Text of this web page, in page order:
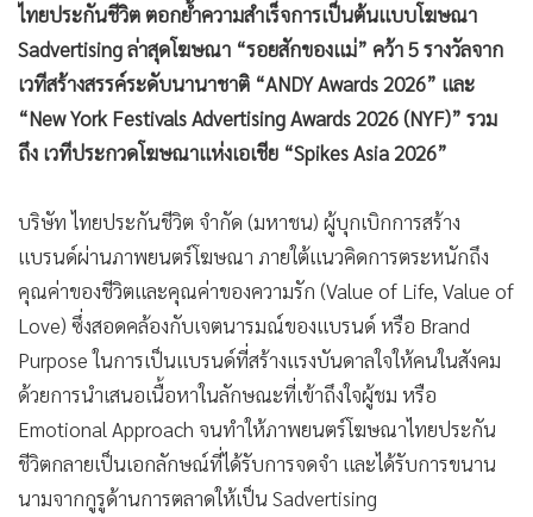
• Green Innovation & SD
• Management & HR
• MGR Live
Infographic
ท่องเที่ยว
• ต่างประเทศ
• Special Scoop
• เศรษฐกิจ-ธุรกิจ
• จีน
• ชุมชน-คุณภาพชีวิต
• อาชญากรรม
• Motoring
ไทยประกันชีวิต ตอกย้ำความสำเร็จการเป็นต้นแบบโฆษณา
Sadvertising ล่าสุดโฆษณา “รอยสักของแม่” คว้า 5 รางวัลจาก
เวทีสร้างสรรค์ระดับนานาชาติ “ANDY Awards 2026” และ
“New York Festivals Advertising Awards 2026 (NYF)” รวม
ถึง เวทีประกวดโฆษณาแห่งเอเชีย “Spikes Asia 2026”
บริษัท ไทยประกันชีวิต จำกัด (มหาชน) ผู้บุกเบิกการสร้าง
แบรนด์ผ่านภาพยนตร์โฆษณา ภายใต้แนวคิดการตระหนักถึง
คุณค่าของชีวิตและคุณค่าของความรัก (Value of Life, Value of
Love) ซึ่งสอดคล้องกับเจตนารมณ์ของแบรนด์ หรือ Brand
Purpose ในการเป็นแบรนด์ที่สร้างแรงบันดาลใจให้คนในสังคม
ด้วยการนำเสนอเนื้อหาในลักษณะที่เข้าถึงใจผู้ชม หรือ
Emotional Approach จนทำให้ภาพยนตร์โฆษณาไทยประกัน
ชีวิตกลายเป็นเอกลักษณ์ที่ได้รับการจดจำ และได้รับการขนาน
นามจากกูรูด้านการตลาดให้เป็น Sadvertising